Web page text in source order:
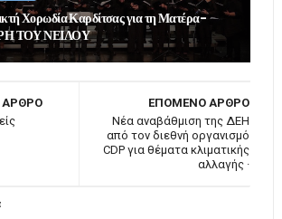
Χορωδία Καρδίτσας για τη Ματέρα-
ΤΟΥ ΝΕΙΛΟΥ
ΕΠΟΜΕΝΟ ΑΡΘΡΟ
Νέα αναβάθμιση της ΔΕΗ
από τον διεθνή οργανισμό
CDP για θέματα κλιματικής
αλλαγής ·